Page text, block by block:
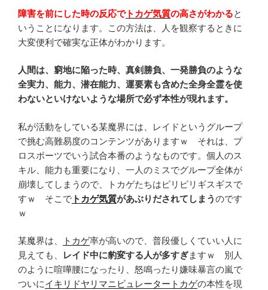
障害を前にした時の反応でトカゲ気質の高さがわかると
いうことになります。この方法は、人を観察するときに
大変便利で確実な正体がわかります。
人間は、窮地に陥った時、真剣勝負、一発勝負のような
全実力、能力、潜在能力、運要素も含めた全身全霊を使
わないといけないような場所で必ず本性が現れます。
私が活動をしている某魔界には、レイドというグループ
で挑む高難易度のコンテンツがありますｗ それは、プ
ロスポーツでいう試合本番のようなものです。個人のス
キル、能力も重要になり、一人のミスでグループ全体が
崩壊してしまうので、トカゲたちはピリピリギスギスで
すｗ そこで トカゲ気質があぶりだされてしまうのです
ｗ
某魔界は、 トカゲ率が高いので、普段優しくていい人に
見えても、
レイド中に豹変する人が多すぎますｗ 別人
のように喧嘩腰になったり、怒鳴ったり嫌味暴言の嵐で
ついにイキリドヤリマニピュレータートカゲの本性を現